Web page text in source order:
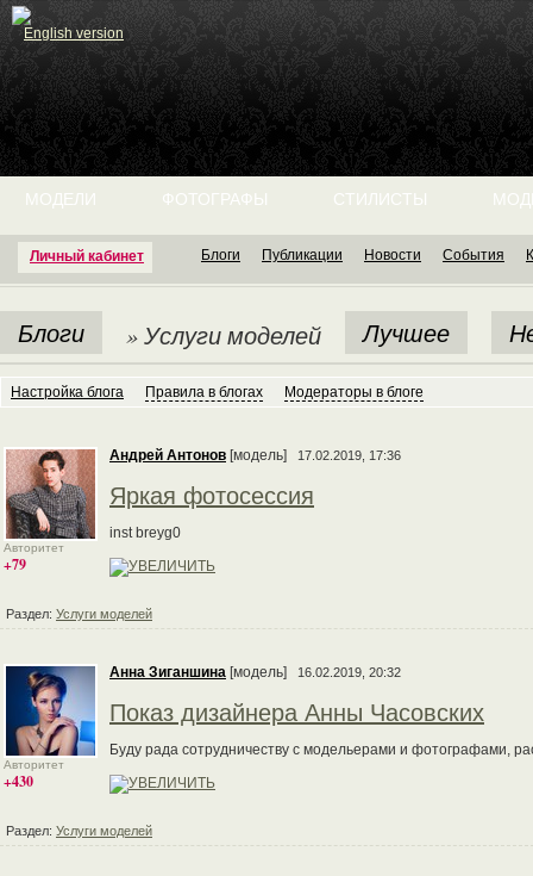
English version
Личный кабинет
МОДЕЛИ ФОТОГРАФЫ СТИЛИСТЫ
Блоги Публикации Новости События
Блоги » Услуги моделей Лучшее
Настройка блога Правила в блогах Модераторы в блоге
Авторитет
+79
Андрей Антонов [модель] 17.02.2019, 17:36
Яркая фотосессия
inst breyg0
Раздел: Услуги моделей
Авторитет
+430
Анна Зиганшина [модель] 16.02.2019, 20:32
Показ дизайнера Анны Часовских
Буду рада сотрудничеству с модельерами и фотографами,
Раздел: Услуги моделей